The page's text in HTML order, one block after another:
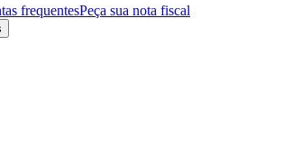
frequentesPeça sua nota fiscal